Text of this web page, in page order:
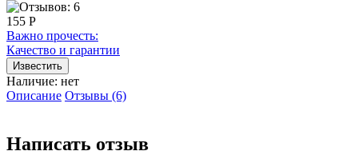
155 Р
Важно прочесть:
Качество и гарантии
Наличие: нет
Описание Отзывы (6)
Написать отзыв